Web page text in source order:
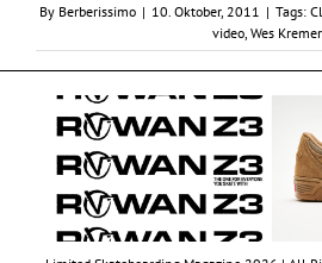
By Berberissimo | 10. Oktober, 2011 | Tags:
video Wes Kremer